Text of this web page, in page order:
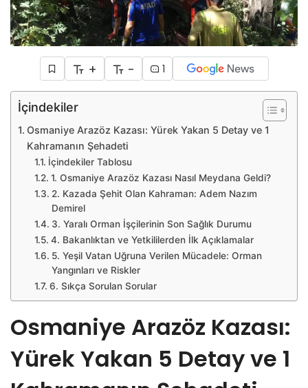
+ - 1
İçindekiler
Osmaniye Arazöz Kazası: Yürek Yakan 5 Detay ve 1
Kahramanın Şehadeti
İçindekiler Tablosu
1. Osmaniye Arazöz Kazası Nasıl Meydana Geldi?
2. Kazada Şehit Olan Kahraman: Adem Nazım
Demirel
3. Yaralı Orman İşçilerinin Son Sağlık Durumu
4. Bakanlıktan ve Yetkililerden İlk Açıklamalar
5. Yeşil Vatan Uğruna Verilen Mücadele: Orman
Yangınları ve Riskler
6. Sıkça Sorulan Sorular
Osmaniye Arazöz Kazası:
Yürek Yakan 5 Detay ve 1